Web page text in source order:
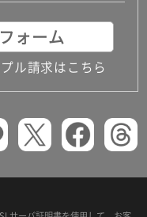
ォーム
ル請求はこちら